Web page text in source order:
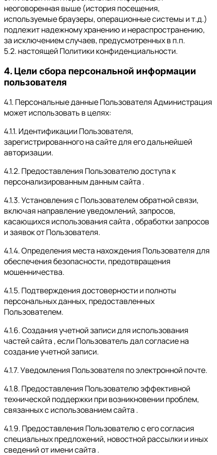
неоговоренная выше (история посещения,
используемые браузеры, операционные системы и т.д.)
подлежит надежному хранению и нераспространению,
за исключением случаев, предусмотренных в п.п.
5.2. настоящей Политики конфиденциальности.
4. Цели сбора персональной информации
пользователя
4.1. Персональные данные Пользователя Администрация
может использовать в целях:
4.1.1. Идентификации Пользователя,
зарегистрированного на сайте для его дальнейшей
авторизации.
4.1.2. Предоставления Пользователю доступа к
персонализированным данным сайта .
4.1.3. Установления с Пользователем обратной связи,
включая направление уведомлений, запросов,
касающихся использования сайта , обработки запросов
и заявок от Пользователя.
4.1.4. Определения места нахождения Пользователя для
обеспечения безопасности, предотвращения
мошенничества.
4.1.5. Подтверждения достоверности и полноты
персональных данных, предоставленных
Пользователем.
4.1.6. Создания учетной записи для использования
частей сайта , если Пользователь дал согласие на
создание учетной записи.
4.1.7. Уведомления Пользователя по электронной почте.
4.1.8. Предоставления Пользователю эффективной
технической поддержки при возникновении проблем,
связанных с использованием сайта .
4.1.9. Предоставления Пользователю с его согласия
специальных предложений, новостной рассылки и иных
сведений от имени сайта .